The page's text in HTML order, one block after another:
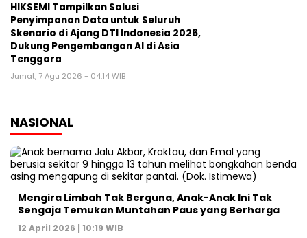
HIKSEMI Tampilkan Solusi
Penyimpanan Data untuk Seluruh
Skenario di Ajang DTI Indonesia 2026,
Dukung Pengembangan AI di Asia
Tenggara
Jumat, 7 Agu 2026 - 04:14 WIB
NASIONAL
Mengira Limbah Tak Berguna, Anak-Anak Ini Tak
Sengaja Temukan Muntahan Paus yang Berharga
12 April 2026 | 10:19 WIB